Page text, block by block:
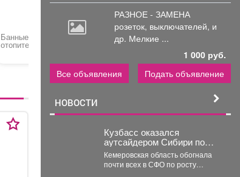
Банные и
отопительные печи,
Букет белых роз в
оформилении
6350 руб.
РАЗНОЕ - ЗАМЕНА
розеток, выключателей, и
др. Мелкие ...
1 000 руб.
Все объявления
Подать объявление
НОВОСТИ
Кузбасс оказался
аутсайдером Сибири по
ипотечным долгам
Кемеровская область обогнала
почти всех в СФО по росту